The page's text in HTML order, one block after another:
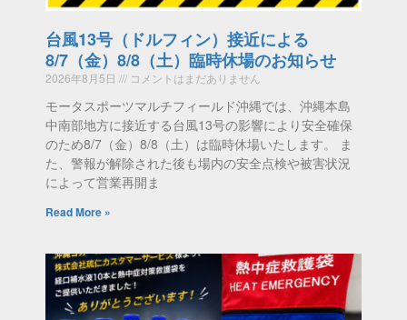
台風13号（ドルフィン）接近による
8/7（金）8/8（土）臨時休場のお知らせ
2026年8月5日 コメントはまだありません
モータスポーツマルチフィールド沖縄では、沖縄本島
中南部地方に接近する台風13号の影響により安全確保
のため8/7（金）8/8（土）は臨時休場いたします。 ま
た、警報が解除された後も場内の安全点検や被害状況
によって営業再開ま
Read More »